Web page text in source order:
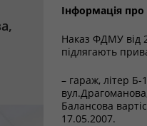
Інформація про
Наказ ФДМУ від
підлягають
– гараж, літер
Балансова
17.05.2007.